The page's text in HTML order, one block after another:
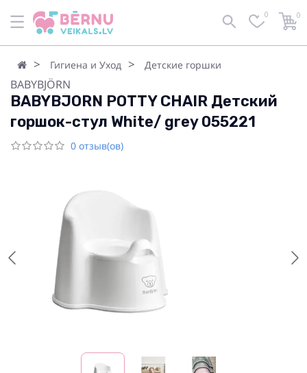
0 0
Гигиена и Уход Детские горшки
BABYBJÖRN
BABYBJORN POTTY CHAIR Детский
горшок-стул White/ grey 055221
0 отзыв(ов)